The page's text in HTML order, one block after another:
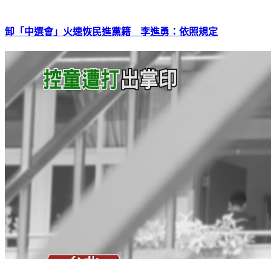
卸「中選會」火速恢民進黨籍 李進勇：依照規定